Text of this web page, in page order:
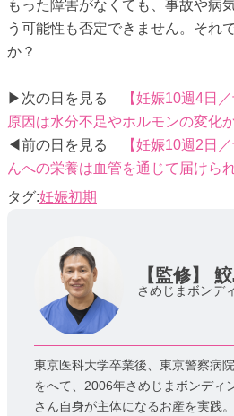
もった障害がなくても、事故や病
う可能性も否定できません。それ
か？
▶次の日を見る
【妊娠10週4日
原因は水分不足やホルモンの変化
◀前の日を見る
【妊娠10週2日
んへの栄養は血管を通じて届けら
妊娠初期
【監修】
さめじまボンデ
東京医科大学卒業後、東京警察病
をへて、2006年さめじまボンディ
さん自身が主体になるお産を実践